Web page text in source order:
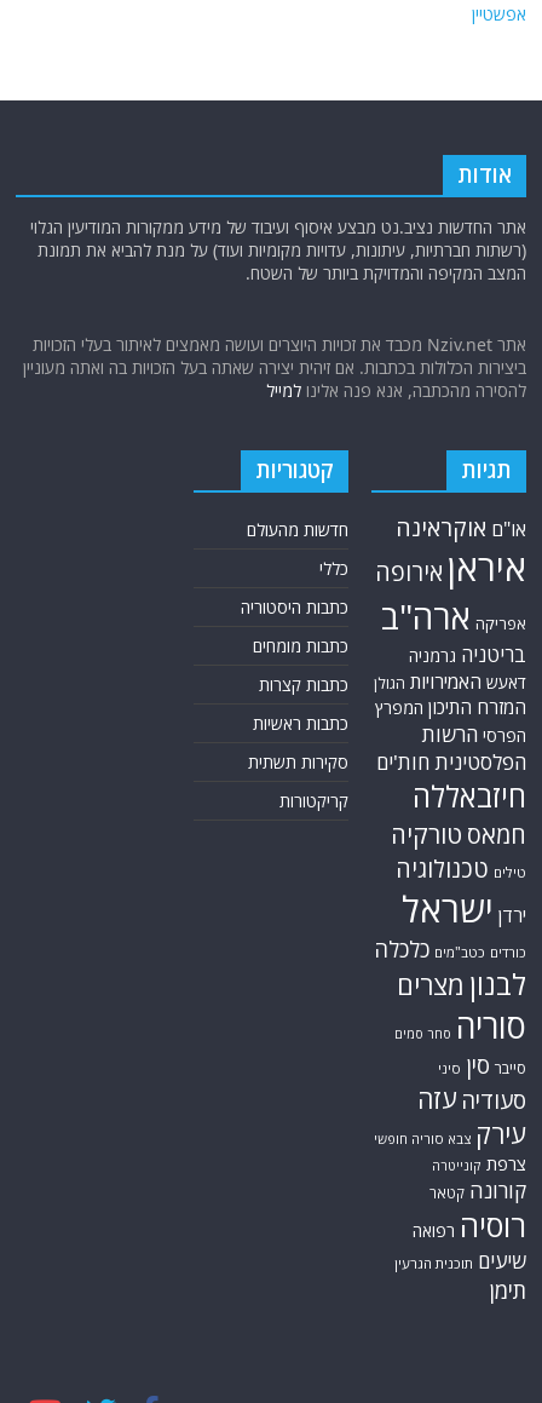
אפשטיין
אודות
אתר החדשות נציב.נט מבצע איסוף ועיבוד של מידע ממקורות המודיעין הגלוי
(רשתות חברתיות, עיתונות, עדויות מקומיות ועוד) על מנת להביא את תמונת
המצב המקיפה והמדויקת ביותר של השטח.
אתר Nziv.net מכבד את זכויות היוצרים ועושה מאמצים לאיתור בעלי הזכויות
ביצירות הכלולות בכתבות. אם זיהית יצירה שאתה בעל הזכויות בה ואתה מעוניין
להסירה מהכתבה, אנא פנה אלינולמייל
תגיות
או"ם אוקראינה
איראן אירופה
אפריקה ארה"ב
בריטניה גרמניה
דאעש האמירויות הגולן
המזרח התיכון המפרץ
הפרסי הרשות
הפלסטינית חות'ים
חיזבאללה
חמאס טורקיה
טילים טכנולוגיה
ירדן ישראל
כורדים כטב"מים כלכלה
לבנון מצרים
סוריה סחר סמים
סייבר סין סיני
סעודיה עזה
עירק צבא סוריה חופשי
צרפת קונייטרה
קורונה קטאר
רוסיה רפואה
שיעים תוכנית הגרעין
תימן
קטגוריות
חדשות מהעולם
כללי
כתבות היסטוריה
כתבות מומחים
כתבות קצרות
כתבות ראשיות
סקירות תשתית
קריקטורות